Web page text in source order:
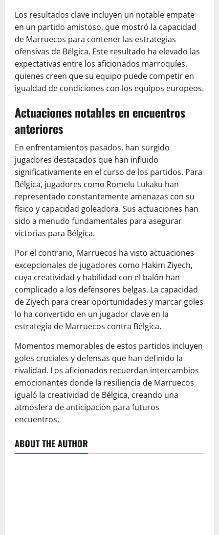
Los resultados clave incluyen un notable empate
en un partido amistoso, que mostró la capacidad
de Marruecos para contener las estrategias
ofensivas de Bélgica. Este resultado ha elevado las
expectativas entre los aficionados marroquíes,
quienes creen que su equipo puede competir en
igualdad de condiciones con los equipos europeos.
Actuaciones notables en encuentros
anteriores
En enfrentamientos pasados, han surgido
jugadores destacados que han influido
significativamente en el curso de los partidos. Para
Bélgica, jugadores como Romelu Lukaku han
representado constantemente amenazas con su
físico y capacidad goleadora. Sus actuaciones han
sido a menudo fundamentales para asegurar
victorias para Bélgica.
Por el contrario, Marruecos ha visto actuaciones
excepcionales de jugadores como Hakim Ziyech,
cuya creatividad y habilidad con el balón han
complicado a los defensores belgas. La capacidad
de Ziyech para crear oportunidades y marcar goles
lo ha convertido en un jugador clave en la
estrategia de Marruecos contra Bélgica.
Momentos memorables de estos partidos incluyen
goles cruciales y defensas que han definido la
rivalidad. Los aficionados recuerdan intercambios
emocionantes donde la resiliencia de Marruecos
igualó la creatividad de Bélgica, creando una
atmósfera de anticipación para futuros
encuentros.
ABOUT THE AUTHOR